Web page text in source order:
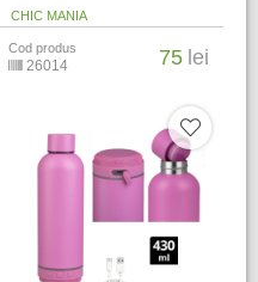
CHIC MANIA
Cod produs
26014 75 lei